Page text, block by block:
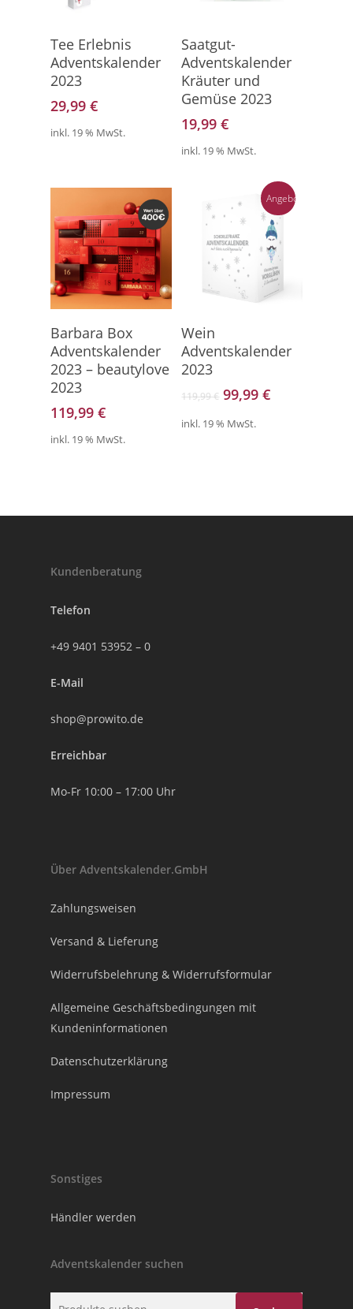
Adventskalender 2023
Tee Erlebnis
Adventskalender
2023
29,99 €
inkl. 19 % MwSt.
Kalender
Saatgut-
Adventskalender
Kräuter und
Gemüse 2023
19,99€
inkl. 19 % MwSt.
Barbara Box
Adventskalender
2023 – beautylove
2023
119,99 €
inkl. 19 % MwSt.
Angebot!
Wein
Adventskalender
2023
119,99€ Ursprünglicher
war:
99,99€Aktueller
inkl. 19 % MwSt.
Kundenberatung
Telefon
+49 9401 53952 – 0
E-Mail
shop@prowito.de
Erreichbar
Mo-Fr 10:00 – 17:00 Uhr
Über Adventskalender.GmbH
Zahlungsweisen
Versand & Lieferung
Widerrufsbelehrung & Widerrufsformular
Allgemeine Geschäftsbedingungen mit
Kundeninformationen
Datenschutzerklärung
Impressum
Sonstiges
Händler werden
Adventskalender suchen
Suche